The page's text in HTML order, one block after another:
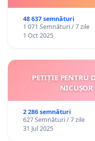
48 637 semnături
1 071 Semnături / 7 zile
1 Oct 2025
PETIȚIE PENTRU
2 286 semnături
627 Semnături / 7 zile
31 Jul 2025